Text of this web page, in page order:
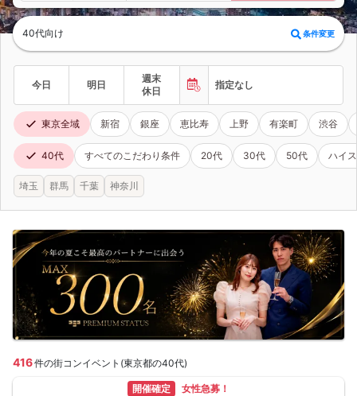
40代向け 条件変更
今日 明日
週末
休日
指定なし
東京全域 新宿 銀座 恵比寿 上野 有楽町 渋谷
40代 すべてのこだわり条件 20代 30代 50代 ハイ
埼玉 群馬 千葉 神奈川
416件の街コンイベント(東京都の40代)
開催確定 女性急募！